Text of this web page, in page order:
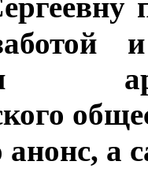
анонс, а